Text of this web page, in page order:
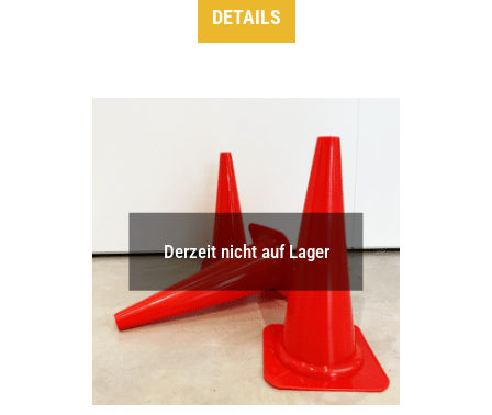
DETAILS
Derzeit nicht auf Lager